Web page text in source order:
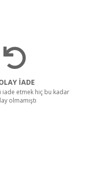
İADE
iade etmek hiç bu kadar
olmamıştı